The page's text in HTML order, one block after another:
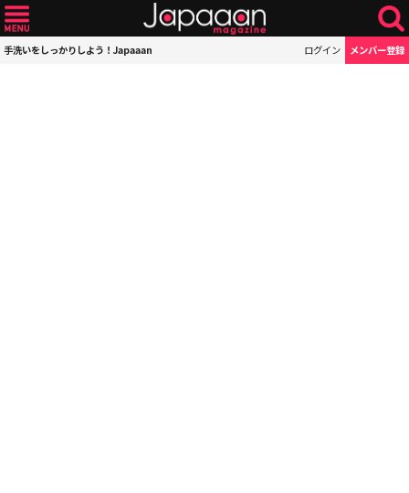
手洗いをしっかりしよう！Japaaan ログイン メンバー登録